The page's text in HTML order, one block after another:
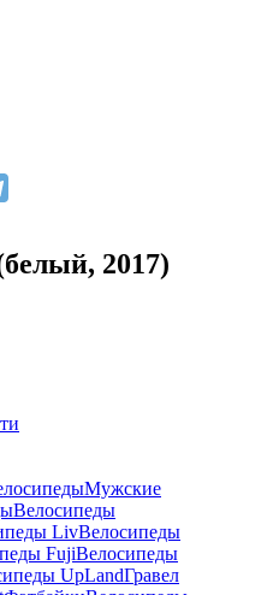
2017)
Мужские
Велосипеды
LivВелосипеды
FujiВелосипеды
UpLandГравел